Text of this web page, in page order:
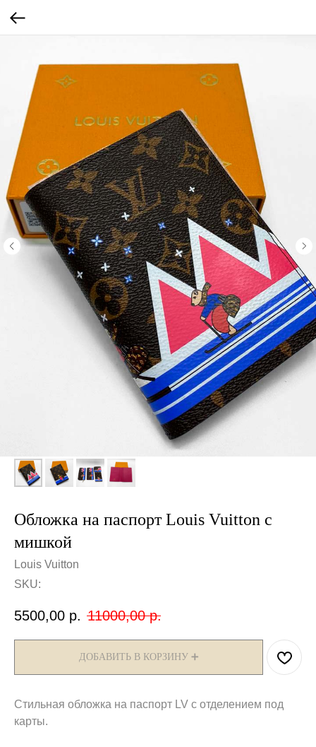
Обложка на паспорт Louis Vuitton с
мишкой
Louis Vuitton
SKU:
5500,00 р. 11000,00 р.
ДОБАВИТЬ В КОРЗИНУ ➕
Стильная обложка на паспорт LV с отделением под
карты.